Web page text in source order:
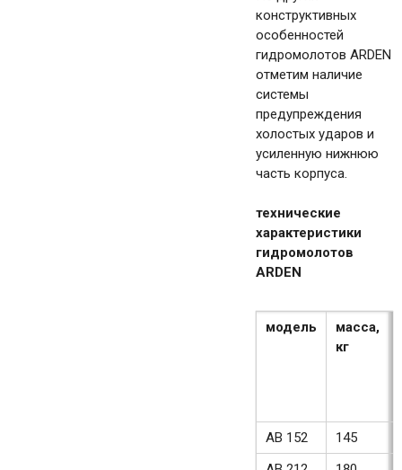
конструктивных
особенностей
гидромолотов ARDEN
отметим наличие
системы
предупреждения
холостых ударов и
усиленную нижнюю
часть корпуса.
технические
характеристики
гидромолотов
ARDEN
модель
масса,
кг
AB 152 145